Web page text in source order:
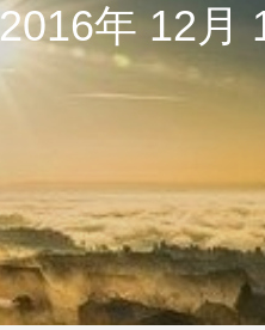
2016年 12月